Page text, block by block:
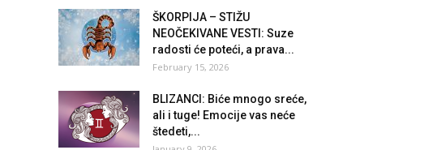
ŠKORPIJA – STIŽU
NEOČEKIVANE VESTI: Suze
radosti će poteći, a prava...
February 15, 2026
BLIZANCI: Biće mnogo sreće,
ali i tuge! Emocije vas neće
štedeti,...